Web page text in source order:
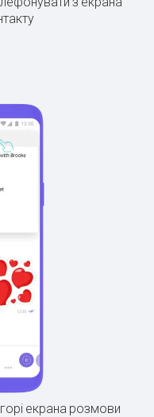
екрана розмови